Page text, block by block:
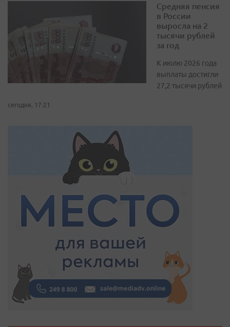
Средняя пенсия
в России
выросла на 2
тысячи рублей
за год
К июлю 2026 года
выплаты достигли
27,2 тысячи рублей
сегодня, 17:21